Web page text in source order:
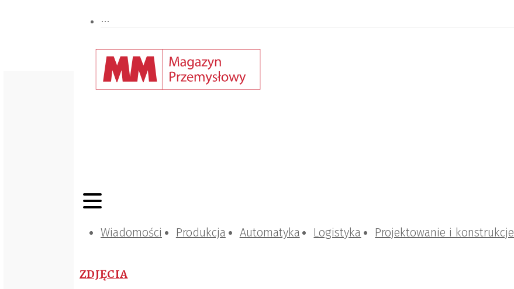
Wiadomości Produkcja Automatyka Logistyka Projektowanie i konstrukcje
ZDJĘCIA